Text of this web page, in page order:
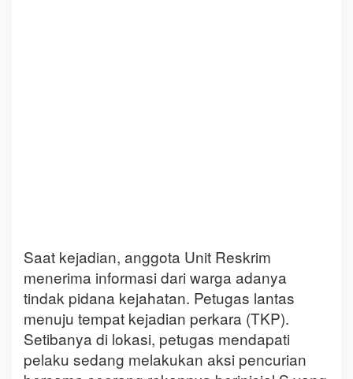
Saat kejadian, anggota Unit Reskrim
menerima informasi dari warga adanya
tindak pidana kejahatan. Petugas lantas
menuju tempat kejadian perkara (TKP).
Setibanya di lokasi, petugas mendapati
pelaku sedang melakukan aksi pencurian